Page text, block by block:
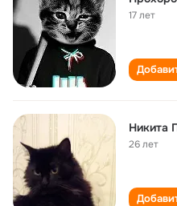
17 лет
Никита
26 лет